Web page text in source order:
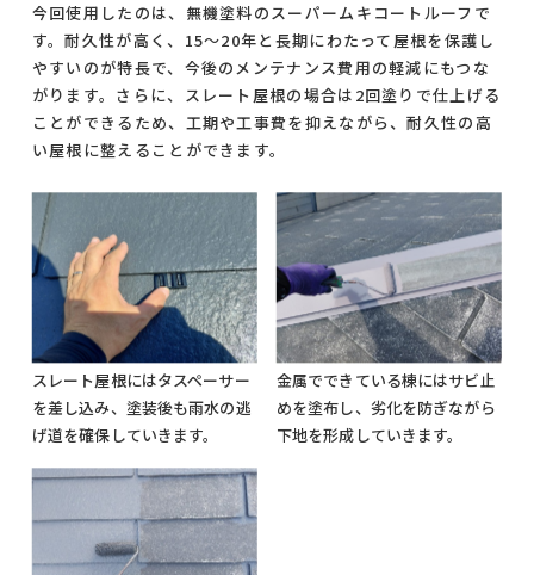
今回使用したのは、無機塗料のスーパームキコートルーフで
す。耐久性が高く、15～20年と長期にわたって屋根を保護し
やすいのが特長で、今後のメンテナンス費用の軽減にもつな
がります。さらに、スレート屋根の場合は2回塗りで仕上げる
ことができるため、工期や工事費を抑えながら、耐久性の高
い屋根に整えることができます。
スレート屋根にはタスペーサー
を差し込み、塗装後も雨水の逃
げ道を確保していきます。
金属でできている棟にはサビ止
めを塗布し、劣化を防ぎながら
下地を形成していきます。